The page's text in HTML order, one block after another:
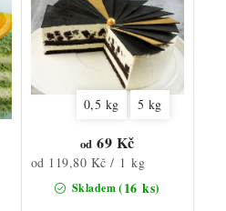
0,5 kg 5 kg
Skladem(16 ks)
od 69 Kč
Měrná
cena:
od 119,80 Kč / 1 kg